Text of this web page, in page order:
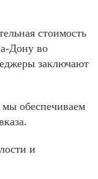
стоимость
Дону во
заключают
обеспечиваем
и